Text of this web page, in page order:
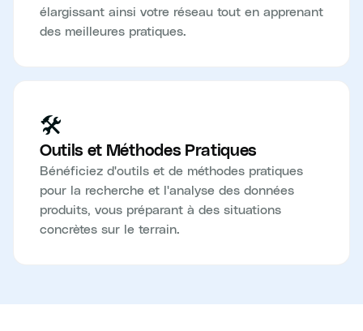
élargissant ainsi votre réseau tout en apprenant
des meilleures pratiques.
🛠️
Outils et Méthodes Pratiques
Bénéficiez d'outils et de méthodes pratiques
pour la recherche et l'analyse des données
produits, vous préparant à des situations
concrètes sur le terrain.